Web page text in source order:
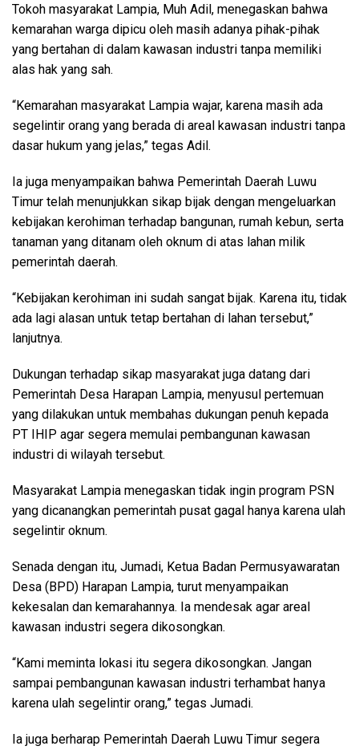
Tokoh masyarakat Lampia, Muh Adil, menegaskan bahwa
kemarahan warga dipicu oleh masih adanya pihak-pihak
yang bertahan di dalam kawasan industri tanpa memiliki
alas hak yang sah.
“Kemarahan masyarakat Lampia wajar, karena masih ada
segelintir orang yang berada di areal kawasan industri tanpa
dasar hukum yang jelas,” tegas Adil.
Ia juga menyampaikan bahwa Pemerintah Daerah Luwu
Timur telah menunjukkan sikap bijak dengan mengeluarkan
kebijakan kerohiman terhadap bangunan, rumah kebun, serta
tanaman yang ditanam oleh oknum di atas lahan milik
pemerintah daerah.
“Kebijakan kerohiman ini sudah sangat bijak. Karena itu, tidak
ada lagi alasan untuk tetap bertahan di lahan tersebut,”
lanjutnya.
Dukungan terhadap sikap masyarakat juga datang dari
Pemerintah Desa Harapan Lampia, menyusul pertemuan
yang dilakukan untuk membahas dukungan penuh kepada
PT IHIP agar segera memulai pembangunan kawasan
industri di wilayah tersebut.
Masyarakat Lampia menegaskan tidak ingin program PSN
yang dicanangkan pemerintah pusat gagal hanya karena ulah
segelintir oknum.
Senada dengan itu, Jumadi, Ketua Badan Permusyawaratan
Desa (BPD) Harapan Lampia, turut menyampaikan
kekesalan dan kemarahannya. Ia mendesak agar areal
kawasan industri segera dikosongkan.
“Kami meminta lokasi itu segera dikosongkan. Jangan
sampai pembangunan kawasan industri terhambat hanya
karena ulah segelintir orang,” tegas Jumadi.
Ia juga berharap Pemerintah Daerah Luwu Timur segera